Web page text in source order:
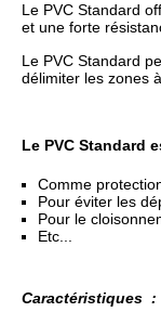
Le PVC Standard
et une forte
Le PVC Standard
délimiter les zones
Le PVC Standard
Comme
Pour éviter les
Pour le
Etc...
Caractéristiques :